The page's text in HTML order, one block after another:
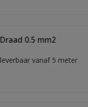
Draad 0.5 mm2
leverbaar vanaf 5 meter